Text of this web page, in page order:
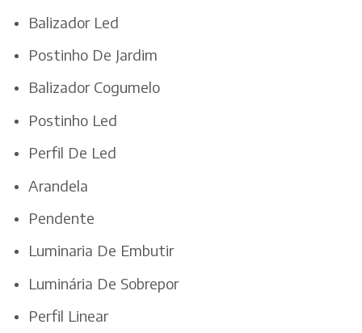
Balizador Led
Postinho De Jardim
Balizador Cogumelo
Postinho Led
Perfil De Led
Arandela
Pendente
Luminaria De Embutir
Luminária De Sobrepor
Perfil Linear